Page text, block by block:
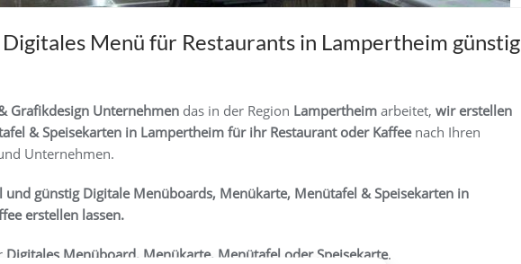
Menü für Restaurants in Lampertheim günstig
Grafikdesign Unternehmen das in der Region Lampertheim arbeitet, wir erstellen
& Speisekarten in Lampertheim für ihr Restaurant oder Kaffeenach Ihren
Unternehmen.
und günstig Digitale Menüboards, Menükarte, Menütafel & Speisekarten in
erstellen lassen.
Digitales Menüboard, Menükarte, Menütafel oder Speisekarte.